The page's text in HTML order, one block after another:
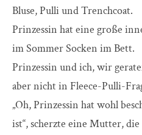
Bluse, Pulli und Trenchcoat.
Prinzessin hat eine große
im Sommer Socken im Bett.
Prinzessin und ich, wir
aber nicht in Fleece-Pulli-
„Oh, Prinzessin hat wohl
ist“, scherzte eine Mutter,